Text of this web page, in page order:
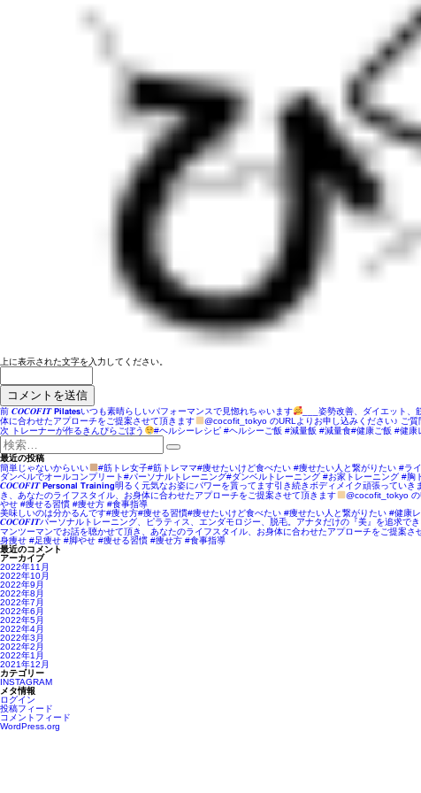
上に表示された文字を入力してください。
投
稿
ナ
ビ
ゲ
ー
シ
ョ
ン
前前
の
投
稿:
𝑪𝑶𝑪𝑶𝑭𝑰𝑻 𝗣𝗶𝗹𝗮𝘁𝗲𝘀いつも素晴らしいパフォーマンスで見惚れちゃいます
___姿勢改善、ダイエット
体に合わせたアプローチをご提案させて頂きます
@cocofit_tokyo のURLよりお申し込みください♪ ご
次
次
の
投
稿:
トレーナーが作るきんぴらごぼう
#ヘルシーレシピ #ヘルシーご飯 #減量飯 #減量食#健康ご飯 #健
検
索:
検
索
最近の投稿
簡単じゃないからいい
#筋トレ女子#筋トレママ#痩せたいけど食べたい #痩せたい人と繋がりたい #
ダンベルでオールコンプリート#パーソナルトレーニング#ダンベルトレーニング #お家トレーニング
𝑪𝑶𝑪𝑶𝑭𝑰𝑻 𝗣𝗲𝗿𝘀𝗼𝗻𝗮𝗹 𝗧𝗿𝗮𝗶𝗻𝗶𝗻𝗴明るく元気なお姿にパワーを貰ってます引き続きボディメイク頑張っていき
き、あなたのライフスタイル、お身体に合わせたアプローチをご提案させて頂きます
@cocofit_tokyo
やせ #痩せる習慣 #痩せ方 #食事指導
美味しいのは分かるんです#痩せ方#痩せる習慣#痩せたいけど食べたい #痩せたい人と繋がりたい #健康
𝑪𝑶𝑪𝑶𝑭𝑰𝑻パーソナルトレーニング、ピラティス、エンダモロジー、脱毛。アナタだけの『美』を追求で
マンツーマンでお話を聴かせて頂き、あなたのライフスタイル、お身体に合わせたアプローチをご提案さ
身痩せ #足痩せ #脚やせ #痩せる習慣 #痩せ方 #食事指導
最近のコメント
アーカイブ
2022年11月
2022年10月
2022年9月
2022年8月
2022年7月
2022年6月
2022年5月
2022年4月
2022年3月
2022年2月
2022年1月
2021年12月
カテゴリー
INSTAGRAM
メタ情報
ログイン
投稿フィード
コメントフィード
WordPress.org